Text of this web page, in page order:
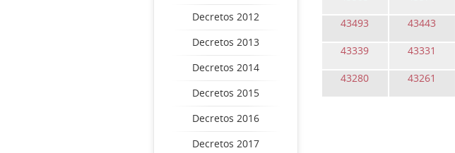
Decretos 2012
Decretos 2013
Decretos 2014
Decretos 2015
Decretos 2016
Decretos 2017
43493 43443
43339 43331
43280 43261